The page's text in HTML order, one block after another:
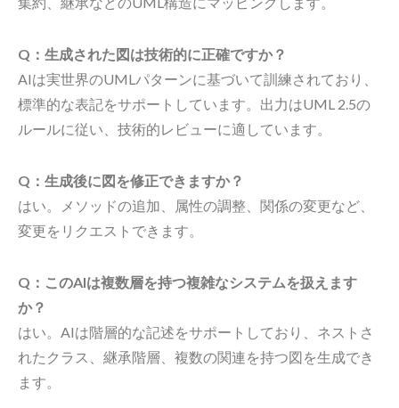
Q：生成された図は技術的に正確ですか？
AIは実世界のUMLパターンに基づいて訓練されており、
標準的な表記をサポートしています。出力はUML 2.5の
ルールに従い、技術的レビューに適しています。
Q：生成後に図を修正できますか？
はい。メソッドの追加、属性の調整、関係の変更など、
変更をリクエストできます。
Q：このAIは複数層を持つ複雑なシステムを扱えます
か？
はい。AIは階層的な記述をサポートしており、ネストさ
れたクラス、継承階層、複数の関連を持つ図を生成でき
ます。